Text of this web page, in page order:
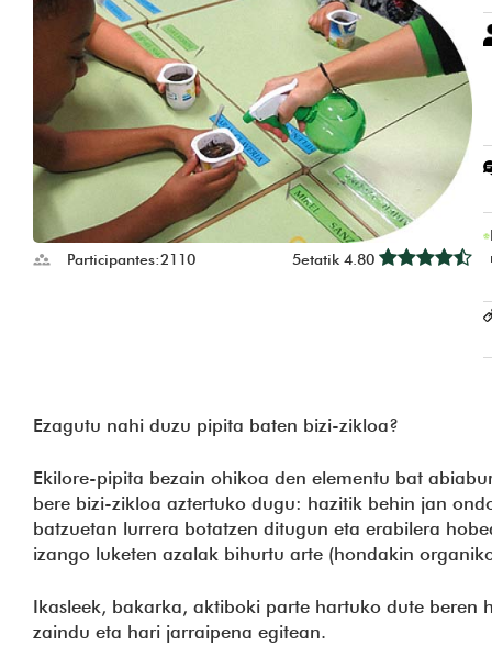
Participantes:2110 5etatik 4.80
Ezagutu nahi duzu pipita baten bizi-zikloa?
Ekilore-pipita bezain ohikoa den elementu bat
bere bizi-zikloa aztertuko dugu: hazitik behin jan
batzuetan lurrera botatzen ditugun eta erabilera
izango luketen azalak bihurtu arte (hondakin
Ikasleek, bakarka, aktiboki parte hartuko dute beren
zaindu eta hari jarraipena egitean.